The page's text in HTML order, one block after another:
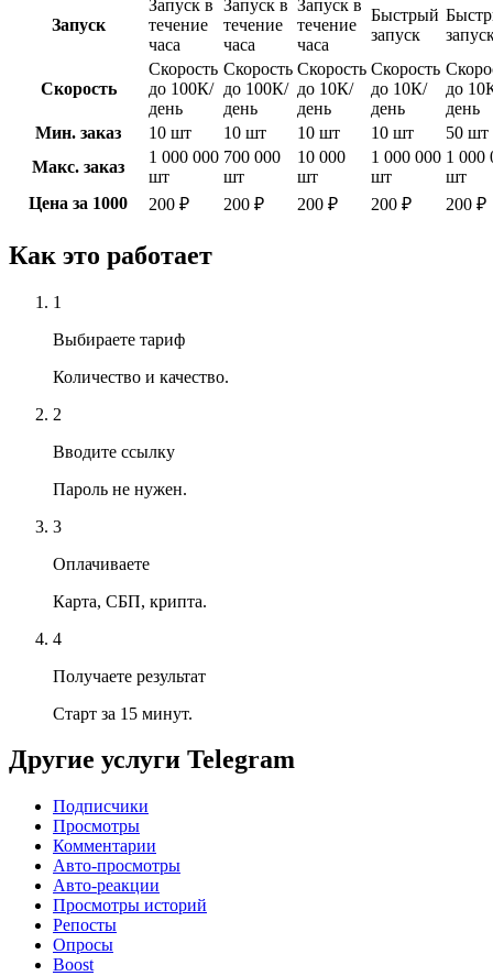
Запуск
Запуск в
течение
часа
Запуск в
течение
часа
Запуск в
течение
часа
Быстрый
запуск
Скорость
Скорость
до 100К/
день
Скорость
до 100К/
день
Скорость
до 10К/
день
Скорость
до 10К/
день
до
день
Мин. заказ
10 шт 10 шт 10 шт 10 шт
50 шт
Макс. заказ
1 000 000
шт
700 000
шт
10 000
шт
1 000 000
шт
1 000
шт
Цена за 1000
200 ₽ 200 ₽ 200 ₽ 200 ₽ 200 ₽
Как это работает
1
Выбираете тариф
Количество и качество.
2
Вводите ссылку
Пароль не нужен.
3
Оплачиваете
Карта, СБП, крипта.
4
Получаете результат
Старт за 15 минут.
Другие услуги Telegram
Подписчики
Просмотры
Комментарии
Авто-просмотры
Авто-реакции
Просмотры историй
Репосты
Опросы
Boost